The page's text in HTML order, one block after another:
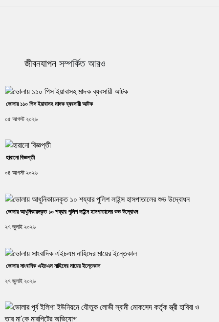
জীবনযাপন সম্পর্কিত আরও
ভোলায় ১১০ পিস ইয়াবাসহ মাদক ব্যবসায়ী আটক
০৫ আগস্ট ২০২৬
হারানো বিজ্ঞপ্তী
০৪ আগস্ট ২০২৬
ভোলায় আধুনিকায়নকৃত ১০ শয্যার পুলিশ লাইন্স হাসপাতালের শুভ উদ্বোধন
২৭ জুলাই ২০২৬
ভোলায় সাংবাদিক এইচএম নাহিদের মায়ের ইন্তেকাল
২৭ জুলাই ২০২৬